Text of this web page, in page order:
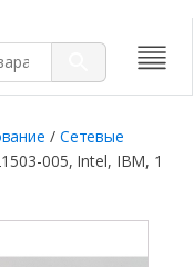
/ Сетевые
005, Intel, IBM, 1